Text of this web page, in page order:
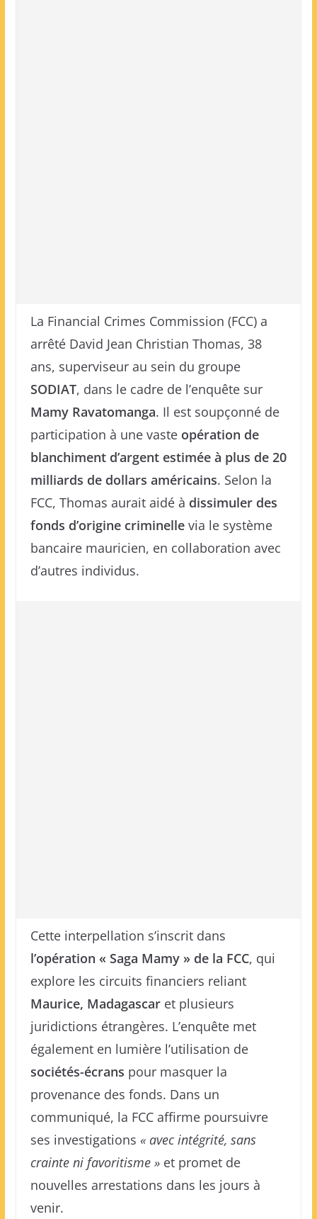
La Financial Crimes Commission (FCC) a
arrêté David Jean Christian Thomas, 38
ans, superviseur au sein du groupe
SODIAT, dans le cadre de l’enquête sur
Mamy Ravatomanga. Il est soupçonné de
participation à une vaste opération de
blanchiment d’argent estimée à plus de 20
milliards de dollars américains. Selon la
FCC, Thomas aurait aidé à dissimuler des
fonds d’origine criminellevia le système
bancaire mauricien, en collaboration avec
d’autres individus.
Cette interpellation s’inscrit dans
l’opération « Saga Mamy » de la FCC, qui
explore les circuits financiers reliant
Maurice, Madagascaret plusieurs
juridictions étrangères. L’enquête met
également en lumière l’utilisation de
sociétés-écrans pour masquer la
provenance des fonds. Dans un
communiqué, la FCC affirme poursuivre
ses investigations « avec intégrité, sans
crainte ni favoritisme »et promet de
nouvelles arrestations dans les jours à
venir.